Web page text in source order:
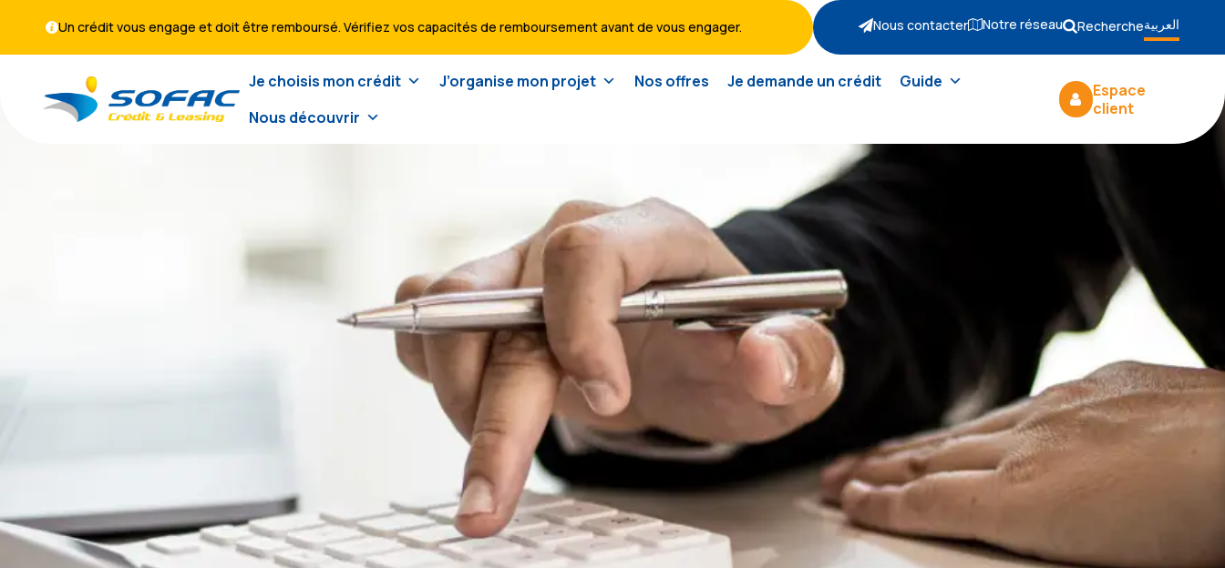
Un crédit vous engage et doit être remboursé. Vérifiez vos capacités de remboursement avant de vous engager. Nous contacter Notre réseau Rechercheالعربية
Je choisis mon crédit J’organise mon projet Nos offres Je demande un crédit
Guide
Nous découvrir
Espace
client